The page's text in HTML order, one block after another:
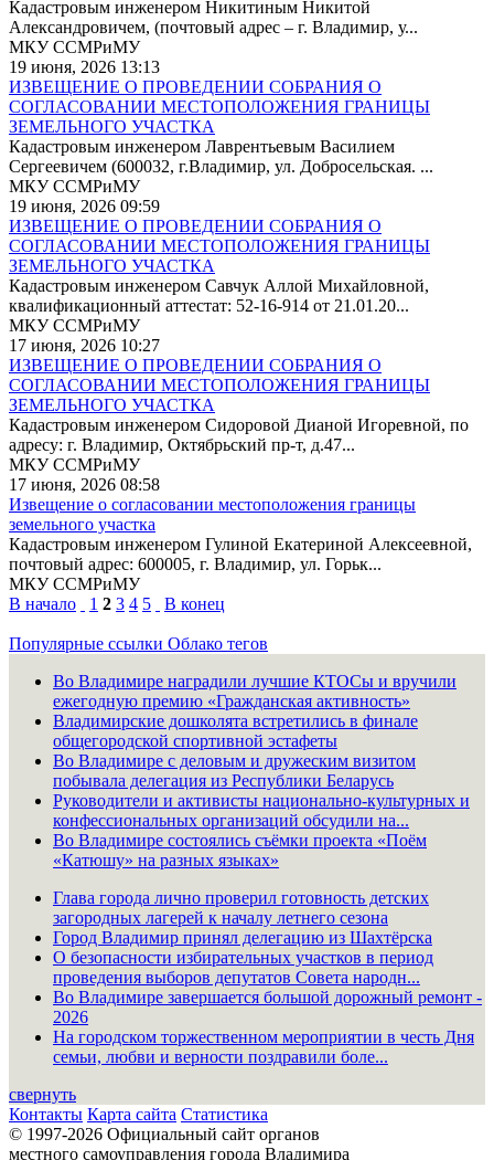
Кадастровым инженером Никитиным Никитой
Александровичем, (почтовый адрес – г. Владимир, у...
МКУ ССМРиМУ
19 июня, 2026 13:13
ИЗВЕЩЕНИЕ О ПРОВЕДЕНИИ СОБРАНИЯ О
СОГЛАСОВАНИИ МЕСТОПОЛОЖЕНИЯ ГРАНИЦЫ
ЗЕМЕЛЬНОГО УЧАСТКА
Кадастровым инженером Лаврентьевым Василием
Сергеевичем (600032, г.Владимир, ул. Добросельская. ...
МКУ ССМРиМУ
19 июня, 2026 09:59
ИЗВЕЩЕНИЕ О ПРОВЕДЕНИИ СОБРАНИЯ О
СОГЛАСОВАНИИ МЕСТОПОЛОЖЕНИЯ ГРАНИЦЫ
ЗЕМЕЛЬНОГО УЧАСТКА
Кадастровым инженером Савчук Аллой Михайловной,
квалификационный аттестат: 52-16-914 от 21.01.20...
МКУ ССМРиМУ
17 июня, 2026 10:27
ИЗВЕЩЕНИЕ О ПРОВЕДЕНИИ СОБРАНИЯ О
СОГЛАСОВАНИИ МЕСТОПОЛОЖЕНИЯ ГРАНИЦЫ
ЗЕМЕЛЬНОГО УЧАСТКА
Кадастровым инженером Сидоровой Дианой Игоревной, по
адресу: г. Владимир, Октябрьский пр-т, д.47...
МКУ ССМРиМУ
17 июня, 2026 08:58
Извещение о согласовании местоположения границы
земельного участка
Кадастровым инженером Гулиной Екатериной Алексеевной,
почтовый адрес: 600005, г. Владимир, ул. Горьк...
МКУ ССМРиМУ
В начало
1 2 3 4 5 В конец
Популярные ссылки Облако тегов
Во Владимире наградили лучшие КТОСы и вручили
ежегодную премию «Гражданская активность»
Владимирские дошколята встретились в финале
общегородской спортивной эстафеты
Во Владимире с деловым и дружеским визитом
побывала делегация из Республики Беларусь
Руководители и активисты национально-культурных и
конфессиональных организаций обсудили на...
Во Владимире состоялись съёмки проекта «Поём
«Катюшу» на разных языках»
Глава города лично проверил готовность детских
загородных лагерей к началу летнего сезона
Город Владимир принял делегацию из Шахтёрска
О безопасности избирательных участков в период
проведения выборов депутатов Совета народн...
Во Владимире завершается большой дорожный ремонт -
2026
На городском торжественном мероприятии в честь Дня
семьи, любви и верности поздравили боле...
свернуть
Контакты Карта сайта Статистика
© 1997-2026 Официальный сайт органов
местного самоуправления города Владимира